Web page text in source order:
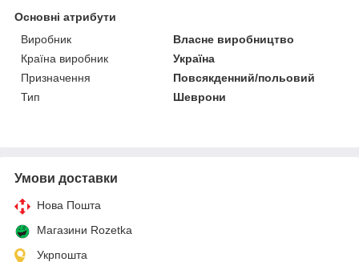
Основні атрибути
Виробник
Власне виробництво
Країна виробник
Україна
Призначення
Повсякденний/польовий
Тип
Шеврони
Умови доставки
Нова Пошта
Магазини Rozetka
Укрпошта